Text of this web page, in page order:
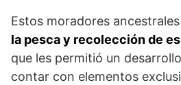
Estos moradores
la pesca y recolección de
que les permitió un
contar con elementos